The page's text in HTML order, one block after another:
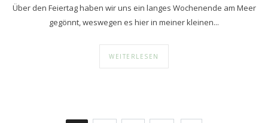
Über den Feiertag haben wir uns ein langes Wochenende am Meer
gegönnt, weswegen es hier in meiner kleinen...
WEITERLESEN